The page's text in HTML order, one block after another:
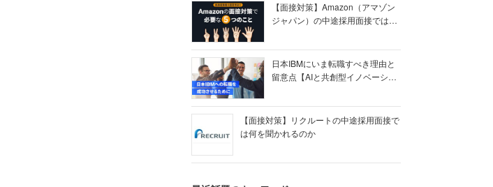
【面接対策】Amazon（アマゾン
ジャパン）の中途採用面接では何
日本IBMにいま転職すべき理由と
留意点【AIと共創型イノベーショ
【面接対策】リクルートの中途採用面接で
は何を聞かれるのか